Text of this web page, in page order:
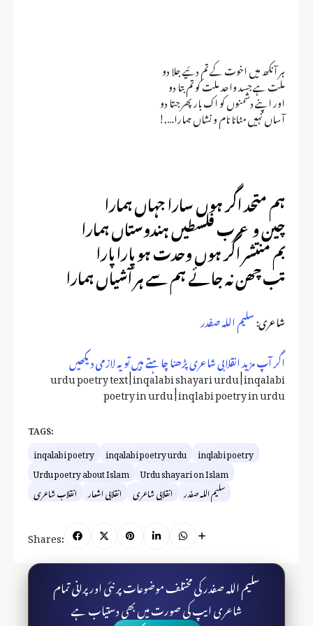
ہر آنکھ میں اخوت کے تم دئیے جلا دو
ملت ہے جسد واحد ملت کو تم بتا دو
اور اپنے دشمنوں کو اک بار پھر جتا دو
آساں نہیں مٹانا نام و نشاں ہمارا….!
ہم متحد اگر ہوں سارا جہاں ہمارا
چین و عرب فلسطیں ہندوستاں ہمارا
بم منتشر اگر ہوں وحدت ہو پارا پارا
تب چھن نہ جائے ہم سے ہر آشیاں ہمارا
شاعری:سلیم اللہ صفدر
اگر آپ مزید انقلابی شاعری پڑھنا چاہتے ہیں تو یہ لازمی دیکھیں
urdu poetry text | inqalabi shayari urdu | inqalabi
poetry in urdu | inqlabi poetry in urdu
TAGS:
inqalabi poetry inqalabi poetry urdu inqlabi poetry
Urdu poetry about Islam Urdu shayari on Islam
انقلاب شاعری انقلابی اشعار انقلابی شاعری سلیم اللہ صفدر
Shares:
سلیم اللہ صفدر کی مختلف موضوعات پر نئی اور پرانی تمام
شاعری ایپ کی صورت میں بھی دستیاب ہے